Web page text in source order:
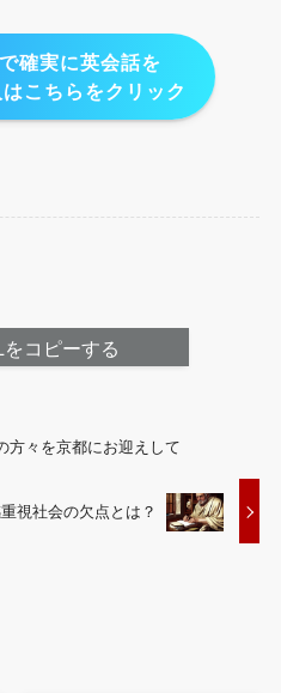
確実に英会話を
こちらをクリック
をコピーする
方々を京都にお迎えして
視社会の欠点とは？